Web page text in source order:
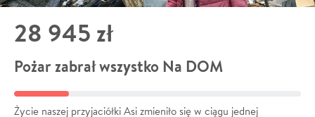
28 945 zł
Pożar zabrał wszystko Na DOM
Życie naszej przyjaciółki Asi zmieniło się w ciągu jednej